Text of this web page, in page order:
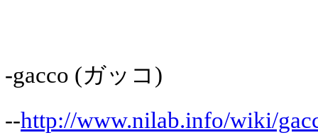
-gacco (ガッコ)
--http://www.nilab.info/wiki/